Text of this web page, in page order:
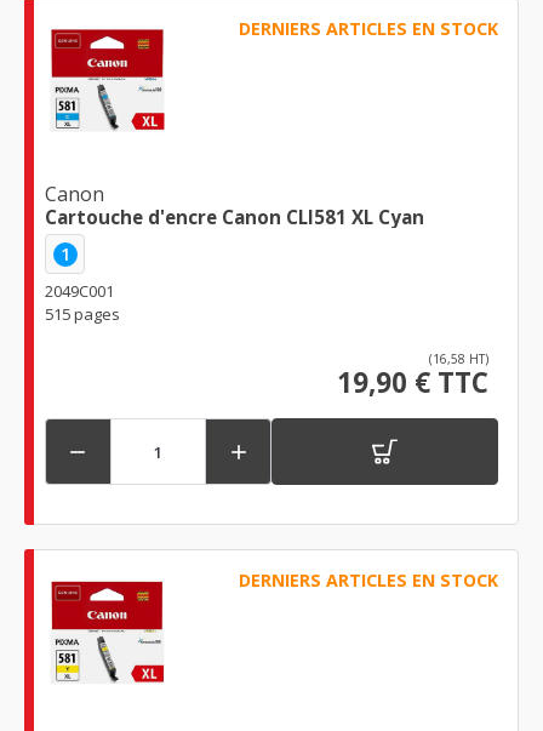
DERNIERS ARTICLES EN STOCK
Canon
Cartouche d'encre Canon CLI581 XL Cyan
1
2049C001
515 pages
(16,58 HT)
19,90 € TTC
 
DERNIERS ARTICLES EN STOCK